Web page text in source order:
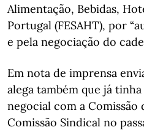
Alimentação, Bebidas,
Portugal (FESAHT), por
e pela negociação do
Em nota de imprensa
alega também que já
negocial com a Comissão
Comissão Sindical no